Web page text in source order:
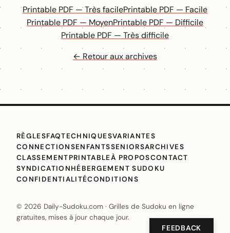
Printable PDF — Très facilePrintable PDF — Facile
Printable PDF — MoyenPrintable PDF — Difficile
Printable PDF — Très difficile
← Retour aux archives
RÈGLESFAQTECHNIQUESVARIANTES
CONNECTIONSENFANTSSENIORSARCHIVES
CLASSEMENTPRINTABLEÀ PROPOSCONTACT
SYNDICATIONHÉBERGEMENT SUDOKU
CONFIDENTIALITÉCONDITIONS
© 2026 Daily-Sudoku.com · Grilles de Sudoku en ligne
gratuites, mises à jour chaque jour.
FEEDBACK